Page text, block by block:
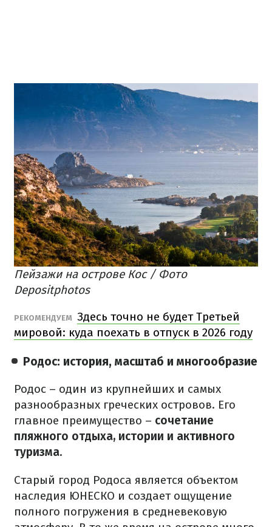
Пейзажи на острове Кос / Фото
Depositphotos
РЕКОМЕНДУЕМ Здесь точно не будет Третьей
мировой: куда поехать в отпуск в 2026 году
Родос: история, масштаб и многообразие
Родос – один из крупнейших и самых
разнообразных греческих островов. Его
главное преимущество – сочетание
пляжного отдыха, истории и активного
туризма.
Старый город Родоса является объектом
наследия ЮНЕСКО и создает ощущение
полного погружения в средневековую